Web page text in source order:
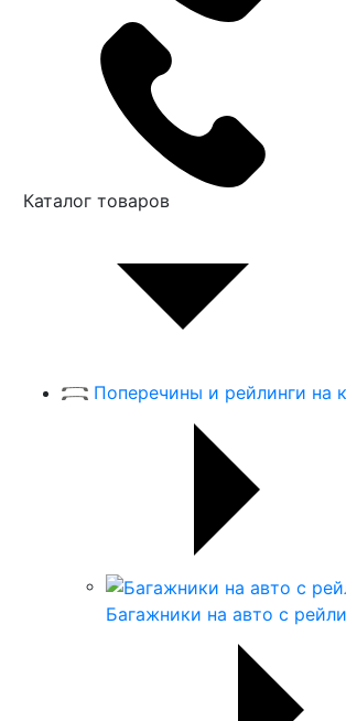
Каталог товаров
Поперечины и рейлинги на
Багажники на авто с